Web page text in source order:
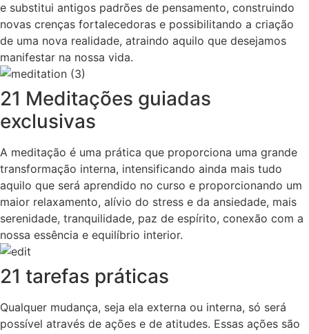
e substitui antigos padrões de pensamento, construindo
novas crenças fortalecedoras e possibilitando a criação
de uma nova realidade, atraindo aquilo que desejamos
manifestar na nossa vida.
21 Meditações guiadas
exclusivas
A meditação é uma prática que proporciona uma grande
transformação interna, intensificando ainda mais tudo
aquilo que será aprendido no curso e proporcionando um
maior relaxamento, alívio do stress e da ansiedade, mais
serenidade, tranquilidade, paz de espírito, conexão com a
nossa essência e equilíbrio interior.
21 tarefas práticas
Qualquer mudança, seja ela externa ou interna, só será
possível através de ações e de atitudes. Essas ações são